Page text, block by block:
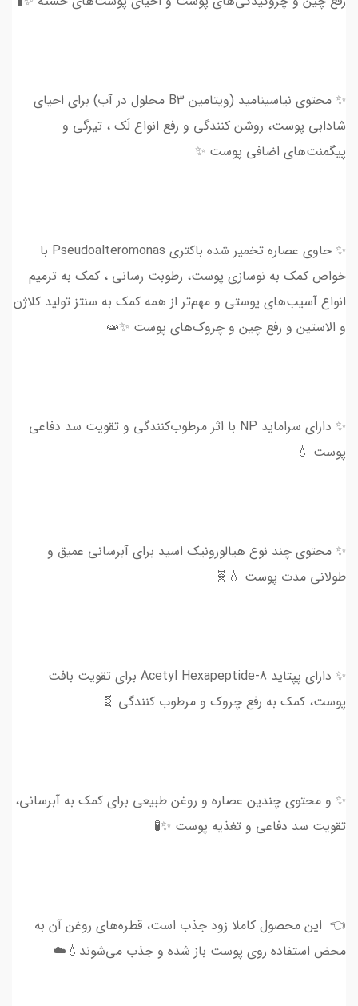
✨ محتوی نیاسینامید (ویتامین B3 محلول در آب) برای احیای
شادابی پوست، روشن کنندگی و رفع انواع لَک ، تیرگی و
پیگمنت‌های اضافی پوست ✨
✨ حاوی عصاره تخمیر شده باکتری Pseudoalteromonas با
خواص کمک به نوسازی پوست، رطوبت رسانی ، کمک به ترمیم
انواع آسیب‌های پوستی و مهم‌تر از همه کمک به سنتز تولید کلاژن
و الاستین و رفع چین و چروک‌های پوست ✨🧫
✨ دارای سراماید NP با اثر مرطوب‌کنندگی و تقویت سد دفاعی
پوست 💧
✨ محتوی چند نوع هیالورونیک اسید برای آبرسانی عمیق و
طولانی مدت پوست 💧🧬
✨ دارای پپتاید Acetyl Hexapeptide-8 برای تقویت بافت
پوست، کمک به رفع چروک و مرطوب کنندگی 🧬
✨ و محتوی چندین عصاره و روغن طبیعی برای کمک به آبرسانی،
تقویت سد دفاعی و تغذیه پوست ✨🧪
👈 این محصول کاملا زود جذب است، قطره‌های روغن آن به
محض استفاده روی پوست باز شده و جذب می‌شوند💧☁️